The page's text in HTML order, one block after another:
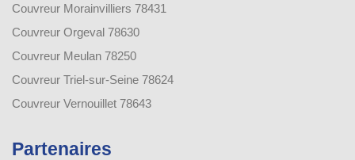
Couvreur Morainvilliers 78431
Couvreur Orgeval 78630
Couvreur Meulan 78250
Couvreur Triel-sur-Seine 78624
Couvreur Vernouillet 78643
Partenaires